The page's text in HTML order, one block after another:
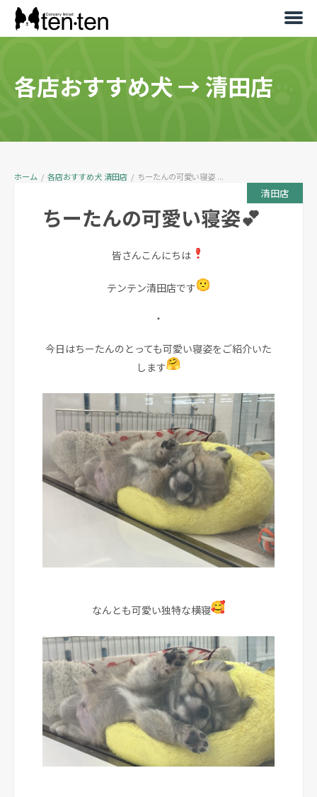
各店おすすめ犬→清田店
ホーム / 各店おすすめ犬 清田店 / ちーたんの可愛い寝姿 ...
清田店
ちーたんの可愛い寝姿💕
皆さんこんにちは
テンテン清田店です
・
今日はちーたんのとっても可愛い寝姿をご紹介いた
します
なんとも可愛い独特な横寝